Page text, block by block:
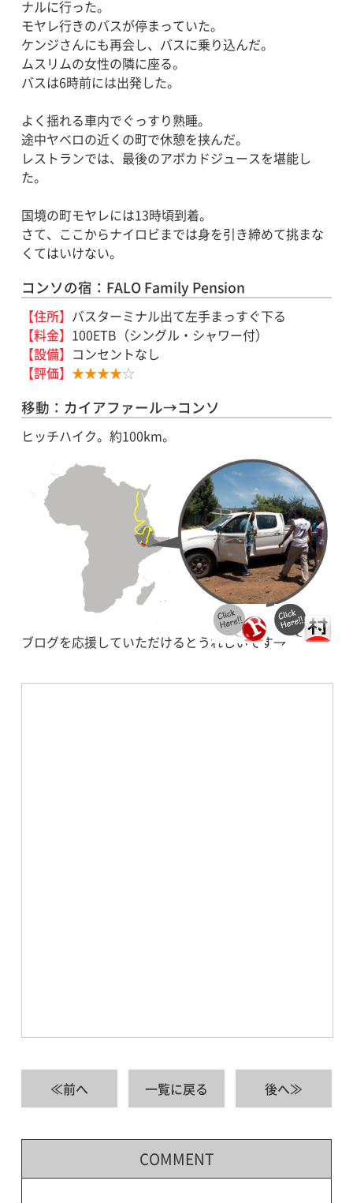
ナルに行った。
モヤレ行きのバスが停まっていた。
ケンジさんにも再会し、バスに乗り込んだ。
ムスリムの女性の隣に座る。
バスは6時前には出発した。
よく揺れる車内でぐっすり熟睡。
途中ヤベロの近くの町で休憩を挟んだ。
レストランでは、最後のアボカドジュースを堪能し
た。
国境の町モヤレには13時頃到着。
さて、ここからナイロビまでは身を引き締めて挑まな
くてはいけない。
コンソの宿：FALO Family Pension
【住所】 バスターミナル出て左手まっすぐ下る
【料金】 100ETB（シングル・シャワー付）
【設備】 コンセントなし
【評価】★★★★☆
移動：カイアファール→コンソ
ヒッチハイク。約100km。
ブログを応援していただけるとうれしいです→
≪前へ 一覧に戻る 後へ≫
COMMENT